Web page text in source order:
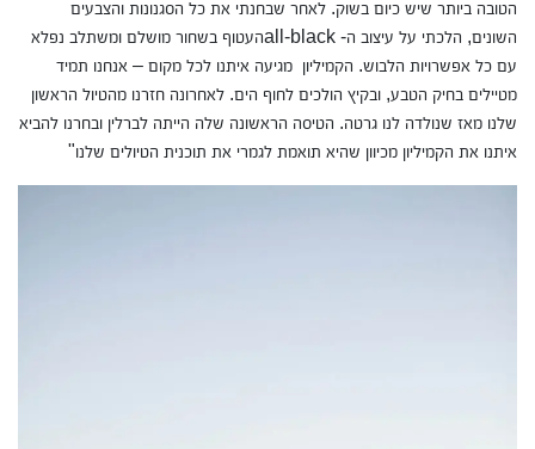
הטובה ביותר שיש כיום בשוק. לאחר שבחנתי את כל הסגנונות והצבעים
השונים, הלכתי על עיצוב ה- all-blackהעטוף בשחור מושלם ומשתלב נפלא
עם כל אפשרויות הלבוש. הקמיליון מגיעה איתנו לכל מקום – אנחנו תמיד
מטיילים בחיק הטבע, ובקיץ הולכים לחוף הים. לאחרונה חזרנו מהטיול הראשון
שלנו מאז שנולדה לנו גרטה. הטיסה הראשונה שלה הייתה לברלין ובחרנו להביא
איתנו את הקמיליון מכיוון שהיא תואמת לגמרי את תוכנית הטיולים שלנו"